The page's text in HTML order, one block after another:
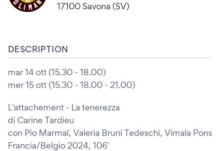
17100 Savona (SV)
DESCRIPTION
mar 14 ott (15.30 - 18.00)
mer 15 ott (15.30 - 18.00 - 21.00)
L'attachement - La tenerezza
di Carine Tardieu
con Pio Marmaï, Valeria Bruni Tedeschi, Vimala Pons
Francia/Belgio 2024, 106'